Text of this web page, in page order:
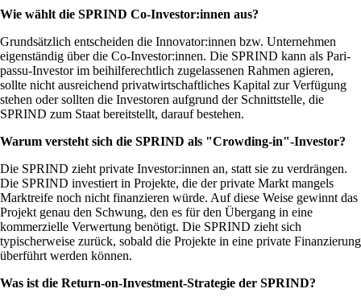
Wie wählt die SPRIND Co-Investor:innen aus?
Grundsätzlich entscheiden die Innovator:innen bzw. Unternehmen
eigenständig über die Co-Investor:innen. Die SPRIND kann als Pari-
passu-Investor im beihilferechtlich zugelassenen Rahmen agieren,
sollte nicht ausreichend privatwirtschaftliches Kapital zur Verfügung
stehen oder sollten die Investoren aufgrund der Schnittstelle, die
SPRIND zum Staat bereitstellt, darauf bestehen.
Warum versteht sich die SPRIND als
Crowding-in -Investor?
Die SPRIND zieht private Investor:innen an, statt sie zu verdrängen.
Die SPRIND investiert in Projekte, die der private Markt mangels
Marktreife noch nicht finanzieren würde. Auf diese Weise gewinnt das
Projekt genau den Schwung, den es für den Übergang in eine
kommerzielle Verwertung benötigt. Die SPRIND zieht sich
typischerweise zurück, sobald die Projekte in eine private Finanzierung
überführt werden können.
Was ist die Return-on-Investment-Strategie der SPRIND?